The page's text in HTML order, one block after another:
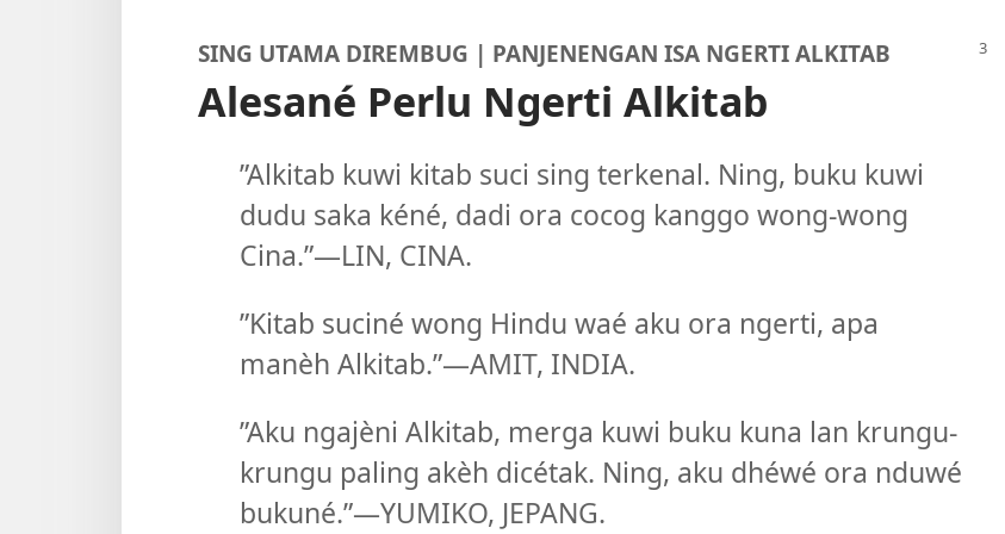
SING UTAMA DIREMBUG | PANJENENGAN ISA NGERTI ALKITAB
Alesané Perlu Ngerti Alkitab
”Alkitab kuwi kitab suci sing terkenal. Ning, buku kuwi
dudu saka kéné, dadi ora cocog kanggo wong-wong
Cina.”—LIN, CINA.
”Kitab suciné wong Hindu waé aku ora ngerti, apa
manèh Alkitab.”—AMIT, INDIA.
”Aku ngajèni Alkitab, merga kuwi buku kuna lan krungu-
krungu paling akèh dicétak. Ning, aku dhéwé ora nduwé
bukuné.”—YUMIKO, JEPANG.